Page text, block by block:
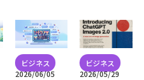
2026/06/05 2026/05/29